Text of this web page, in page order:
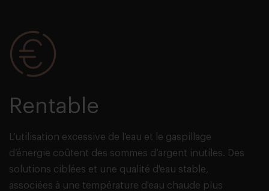
Rentable
L’utilisation excessive de l’eau et le gaspillage
d’énergie coûtent des sommes d’argent inutiles. Des
solutions ciblées et une qualité d'eau stable,
associées à une température d'eau chaude plus